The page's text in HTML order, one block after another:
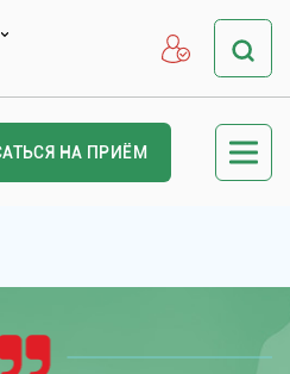
НА ПРИЁМ